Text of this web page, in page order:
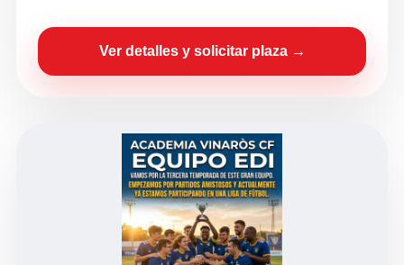
Ver detalles y solicitar plaza →